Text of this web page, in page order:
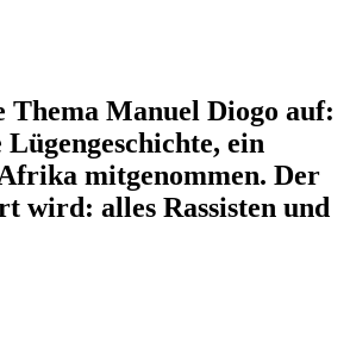
Manuel Diogo auf:
ein
mitgenommen. Der
wird: alles Rassisten und